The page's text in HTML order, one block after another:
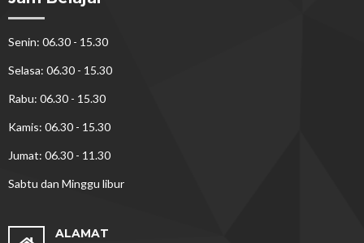
Senin: 06.30 - 15.30
Selasa: 06.30 - 15.30
Rabu: 06.30 - 15.30
Kamis: 06.30 - 15.30
Jumat: 06.30 - 11.30
Sabtu dan Minggu libur
ALAMAT